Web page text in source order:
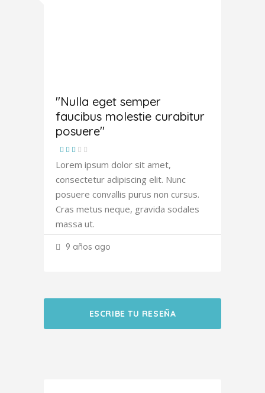
"Nulla eget semper
faucibus molestie curabitur
posuere"
Lorem ipsum dolor sit amet,
consectetur adipiscing elit. Nunc
posuere convallis purus non cursus.
Cras metus neque, gravida sodales
massa ut.
9 años ago
ESCRIBE TU RESEÑA